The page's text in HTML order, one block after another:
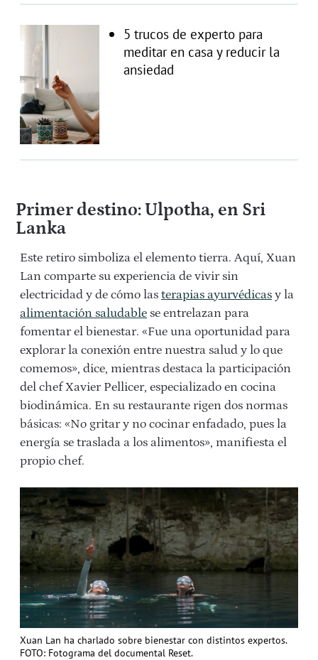
5 trucos de experto para
meditar en casa y reducir la
ansiedad
Primer destino: Ulpotha, en Sri
Lanka
Este retiro simboliza el elemento tierra. Aquí, Xuan
Lan comparte su experiencia de vivir sin
electricidad y de cómo las terapias ayurvédicas y la
alimentación saludable se entrelazan para
fomentar el bienestar. «Fue una oportunidad para
explorar la conexión entre nuestra salud y lo que
comemos», dice, mientras destaca la participación
del chef Xavier Pellicer, especializado en cocina
biodinámica. En su restaurante rigen dos normas
básicas: «No gritar y no cocinar enfadado, pues la
energía se traslada a los alimentos», manifiesta el
propio chef.
Xuan Lan ha charlado sobre bienestar con distintos expertos.
FOTO: Fotograma del documental Reset.